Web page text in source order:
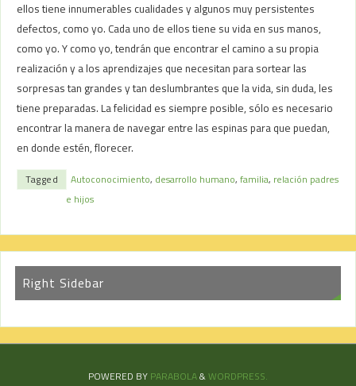
ellos tiene innumerables cualidades y algunos muy persistentes
defectos, como yo. Cada uno de ellos tiene su vida en sus manos,
como yo. Y como yo, tendrán que encontrar el camino a su propia
realización y a los aprendizajes que necesitan para sortear las
sorpresas tan grandes y tan deslumbrantes que la vida, sin duda, les
tiene preparadas. La felicidad es siempre posible, sólo es necesario
encontrar la manera de navegar entre las espinas para que puedan,
en donde estén, florecer.
Tagged Autoconocimiento, desarrollo humano,familia, relación padres
e hijos
Right Sidebar
POWERED BY PARABOLA&WORDPRESS.